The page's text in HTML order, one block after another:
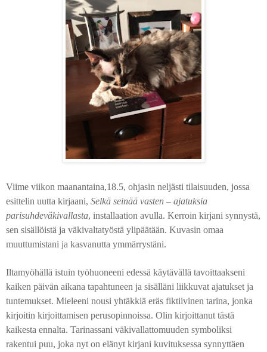
Viime viikon maanantaina,18.5, ohjasin neljästi tilaisuuden, jossa
esittelin uutta kirjaani, Selkä seinää vasten – ajatuksia
parisuhdeväkivallasta, installaation avulla. Kerroin kirjani synnystä,
sen sisällöistä ja väkivaltatyöstä ylipäätään. Kuvasin omaa
muuttumistani ja kasvanutta ymmärrystäni.
Iltamyöhällä istuin työhuoneeni edessä käytävällä tavoittaakseni
kaiken päivän aikana tapahtuneen ja sisälläni liikkuvat ajatukset ja
tuntemukset. Mieleeni nousi yhtäkkiä eräs fiktiivinen tarina, jonka
kirjoitin kirjoittamisen perusopinnoissa. Olin kirjoittanut tästä
kaikesta ennalta. Tarinassani väkivallattomuuden symboliksi
rakentui puu, joka nyt on elänyt kirjani kuvituksessa synnyttäen